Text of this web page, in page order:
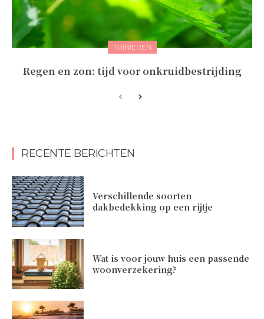
TUINIEREN
Regen en zon: tijd voor onkruidbestrijding
RECENTE BERICHTEN
Verschillende soorten
dakbedekking op een rijtje
Wat is voor jouw huis een passende
woonverzekering?